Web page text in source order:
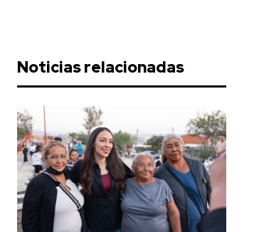
Noticias relacionadas